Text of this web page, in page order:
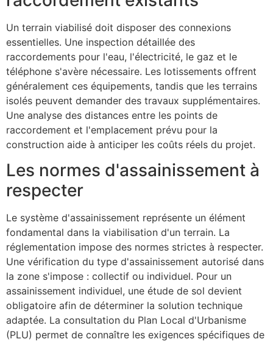
Un terrain viabilisé doit disposer des connexions
essentielles. Une inspection détaillée des
raccordements pour l'eau, l'électricité, le gaz et le
téléphone s'avère nécessaire. Les lotissements offrent
généralement ces équipements, tandis que les terrains
isolés peuvent demander des travaux supplémentaires.
Une analyse des distances entre les points de
raccordement et l'emplacement prévu pour la
construction aide à anticiper les coûts réels du projet.
Les normes d'assainissement à
respecter
Le système d'assainissement représente un élément
fondamental dans la viabilisation d'un terrain. La
réglementation impose des normes strictes à respecter.
Une vérification du type d'assainissement autorisé dans
la zone s'impose : collectif ou individuel. Pour un
assainissement individuel, une étude de sol devient
obligatoire afin de déterminer la solution technique
adaptée. La consultation du Plan Local d'Urbanisme
(PLU) permet de connaître les exigences spécifiques de